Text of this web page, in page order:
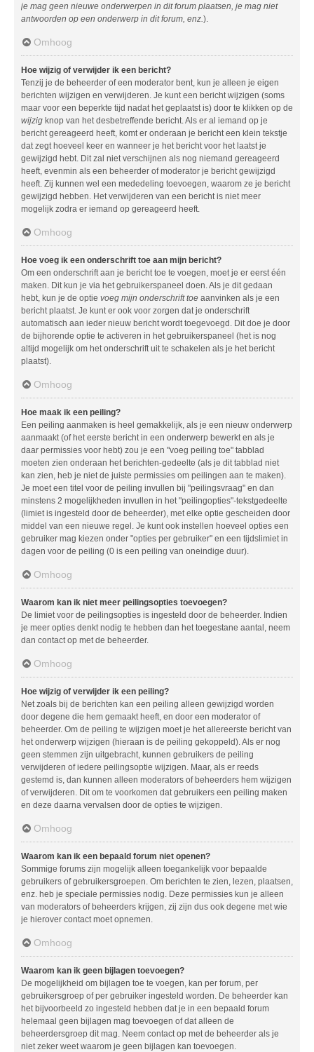
je mag geen nieuwe onderwerpen in dit forum plaatsen, je mag niet
antwoorden op een onderwerp in dit forum, enz.).
Omhoog
Hoe wijzig of verwijder ik een bericht?
Tenzij je de beheerder of een moderator bent, kun je alleen je eigen
berichten wijzigen en verwijderen. Je kunt een bericht wijzigen (soms
maar voor een beperkte tijd nadat het geplaatst is) door te klikken op de
wijzig knop van het desbetreffende bericht. Als er al iemand op je
bericht gereageerd heeft, komt er onderaan je bericht een klein tekstje
dat zegt hoeveel keer en wanneer je het bericht voor het laatst je
gewijzigd hebt. Dit zal niet verschijnen als nog niemand gereageerd
heeft, evenmin als een beheerder of moderator je bericht gewijzigd
heeft. Zij kunnen wel een mededeling toevoegen, waarom ze je bericht
gewijzigd hebben. Het verwijderen van een bericht is niet meer
mogelijk zodra er iemand op gereageerd heeft.
Omhoog
Hoe voeg ik een onderschrift toe aan mijn bericht?
Om een onderschrift aan je bericht toe te voegen, moet je er eerst één
maken. Dit kun je via het gebruikerspaneel doen. Als je dit gedaan
hebt, kun je de optie voeg mijn onderschrift toe aanvinken als je een
bericht plaatst. Je kunt er ook voor zorgen dat je onderschrift
automatisch aan ieder nieuw bericht wordt toegevoegd. Dit doe je door
de bijhorende optie te activeren in het gebruikerspaneel (het is nog
altijd mogelijk om het onderschrift uit te schakelen als je het bericht
plaatst).
Omhoog
Hoe maak ik een peiling?
Een peiling aanmaken is heel gemakkelijk, als je een nieuw onderwerp
aanmaakt (of het eerste bericht in een onderwerp bewerkt en als je
daar permissies voor hebt) zou je een "voeg peiling toe" tabblad
moeten zien onderaan het berichten-gedeelte (als je dit tabblad niet
kan zien, heb je niet de juiste permissies om peilingen aan te maken).
Je moet een titel voor de peiling invullen bij "peilingsvraag" en dan
minstens 2 mogelijkheden invullen in het "peilingopties"-tekstgedeelte
(limiet is ingesteld door de beheerder), met elke optie gescheiden door
middel van een nieuwe regel. Je kunt ook instellen hoeveel opties een
gebruiker mag kiezen onder "opties per gebruiker" en een tijdslimiet in
dagen voor de peiling (0 is een peiling van oneindige duur).
Omhoog
Waarom kan ik niet meer peilingsopties toevoegen?
De limiet voor de peilingsopties is ingesteld door de beheerder. Indien
je meer opties denkt nodig te hebben dan het toegestane aantal, neem
dan contact op met de beheerder.
Omhoog
Hoe wijzig of verwijder ik een peiling?
Net zoals bij de berichten kan een peiling alleen gewijzigd worden
door degene die hem gemaakt heeft, en door een moderator of
beheerder. Om de peiling te wijzigen moet je het allereerste bericht van
het onderwerp wijzigen (hieraan is de peiling gekoppeld). Als er nog
geen stemmen zijn uitgebracht, kunnen gebruikers de peiling
verwijderen of iedere peilingsoptie wijzigen. Maar, als er reeds
gestemd is, dan kunnen alleen moderators of beheerders hem wijzigen
of verwijderen. Dit om te voorkomen dat gebruikers een peiling maken
en deze daarna vervalsen door de opties te wijzigen.
Omhoog
Waarom kan ik een bepaald forum niet openen?
Sommige forums zijn mogelijk alleen toegankelijk voor bepaalde
gebruikers of gebruikersgroepen. Om berichten te zien, lezen, plaatsen,
enz. heb je speciale permissies nodig. Deze permissies kun je alleen
van moderators of beheerders krijgen, zij zijn dus ook degene met wie
je hierover contact moet opnemen.
Omhoog
Waarom kan ik geen bijlagen toevoegen?
De mogelijkheid om bijlagen toe te voegen, kan per forum, per
gebruikersgroep of per gebruiker ingesteld worden. De beheerder kan
het bijvoorbeeld zo ingesteld hebben dat je in een bepaald forum
helemaal geen bijlagen mag toevoegen of dat alleen de
beheerdersgroep dit mag. Neem contact op met de beheerder als je
niet zeker weet waarom je geen bijlagen kan toevoegen.